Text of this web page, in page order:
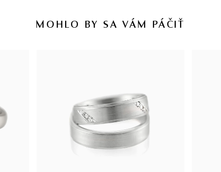
MOHLO BY SA VÁM PÁČIŤ